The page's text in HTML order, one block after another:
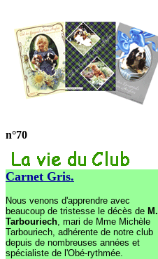
n°70
Carnet Gris.
Nous venons d'apprendre avec
beaucoup de tristesse le décès de M.
Tarbouriech, mari de Mme Michèle
Tarbouriech, adhérente de notre club
depuis de nombreuses années et
spécialiste de l'Obé-rythmée.